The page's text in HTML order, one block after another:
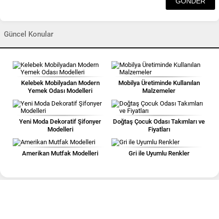
Güncel Konular
Kelebek Mobilyadan Modern
Yemek Odası Modelleri
Mobilya Üretiminde Kullanılan
Malzemeler
Yeni Moda Dekoratif Şifonyer
Modelleri
Doğtaş Çocuk Odası Takımları ve
Fiyatları
Amerikan Mutfak Modelleri Gri ile Uyumlu Renkler